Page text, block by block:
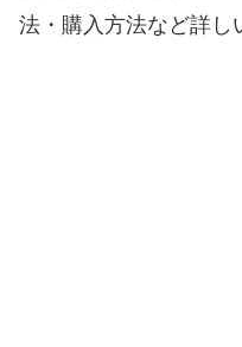
法・購入方法など詳し